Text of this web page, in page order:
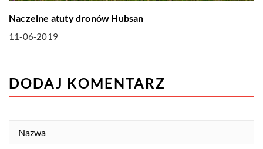
Naczelne atuty dronów Hubsan
11-06-2019
DODAJ KOMENTARZ